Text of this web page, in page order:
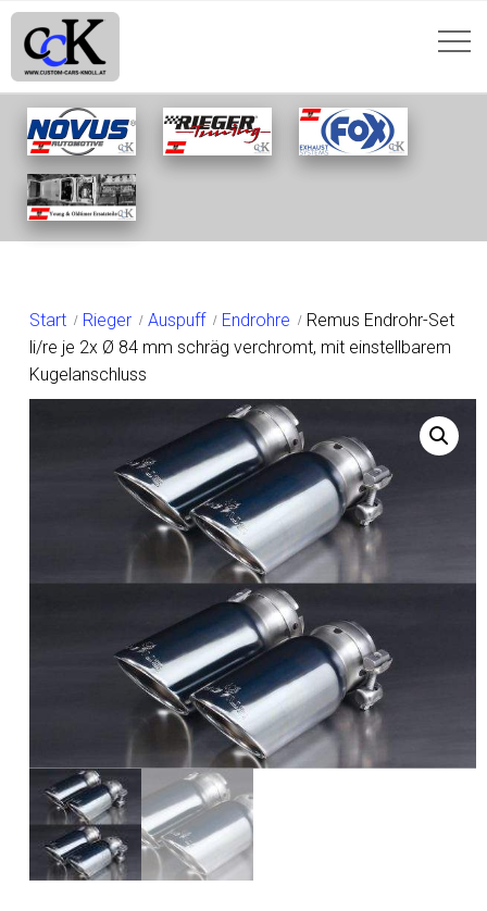
SHOP
Start Rieger Auspuff Endrohre
Remus Endrohr-Set
li/re je 2x Ø 84 mm schräg verchromt, mit einstellbarem
Kugelanschluss